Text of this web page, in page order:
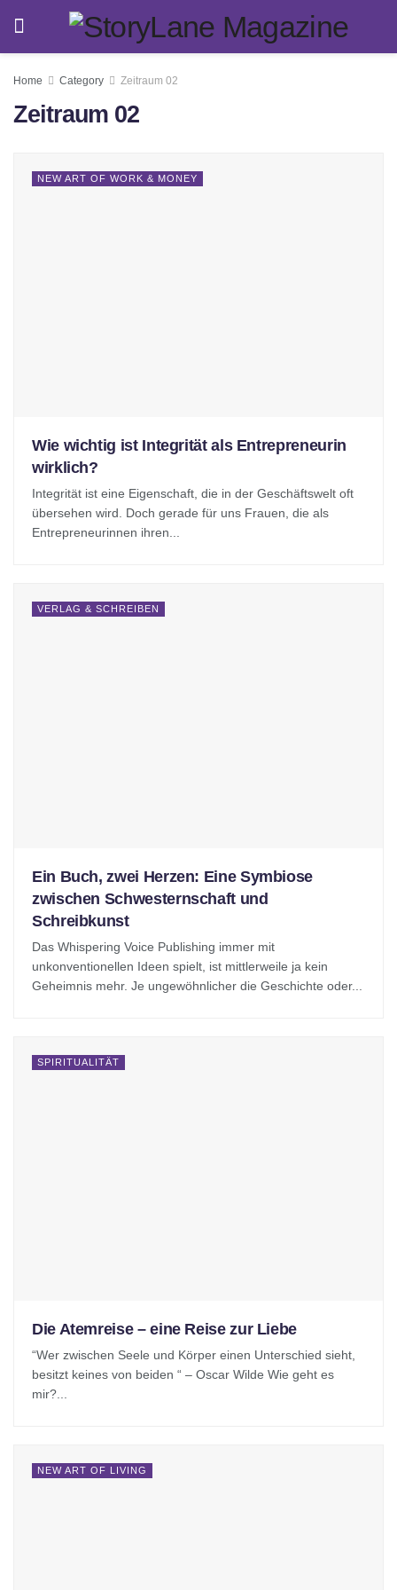
Home Category Zeitraum 02
Zeitraum 02
NEW ART OF WORK & MONEY
Wie wichtig ist Integrität als Entrepreneurin
wirklich?
Integrität ist eine Eigenschaft, die in der Geschäftswelt oft
übersehen wird. Doch gerade für uns Frauen, die als
Entrepreneurinnen ihren...
VERLAG & SCHREIBEN
Ein Buch, zwei Herzen: Eine Symbiose
zwischen Schwesternschaft und
Schreibkunst
Das Whispering Voice Publishing immer mit
unkonventionellen Ideen spielt, ist mittlerweile ja kein
Geheimnis mehr. Je ungewöhnlicher die Geschichte oder...
SPIRITUALITÄT
Die Atemreise – eine Reise zur Liebe
“Wer zwischen Seele und Körper einen Unterschied sieht,
besitzt keines von beiden “ – Oscar Wilde Wie geht es
mir?...
NEW ART OF LIVING